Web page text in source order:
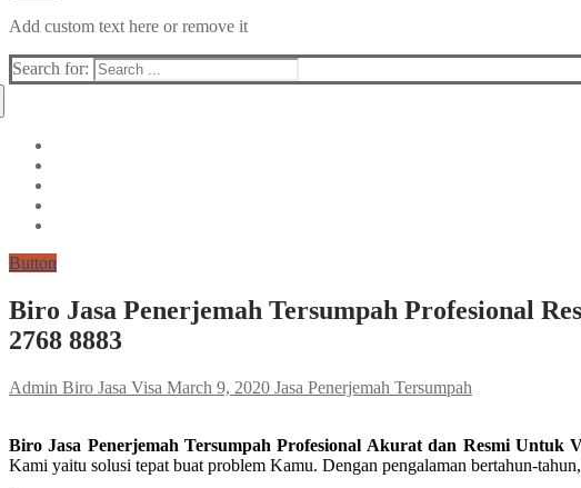
Add custom text here or remove it
Search for:
Button
Biro Jasa Penerjemah Tersumpah Profesional
2768 8883
Admin Biro Jasa Visa March 9, 2020 Jasa Penerjemah Tersumpah
Biro Jasa Penerjemah Tersumpah Profesional Akurat dan Resmi Untuk
Kami yaitu solusi tepat buat problem Kamu. Dengan pengalaman bertahun-